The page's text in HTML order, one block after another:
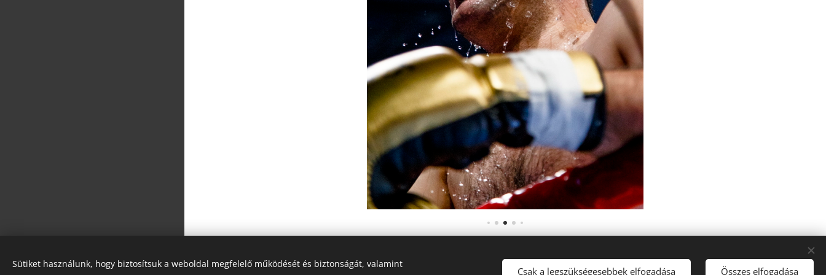
Az oldalt aWebnodeműködteti
Sütiket használunk, hogy biztosítsuk a weboldal megfelelő működését és biztonságát, valamint
Csak a legszükségesebbek elfogadása Összes elfogadása